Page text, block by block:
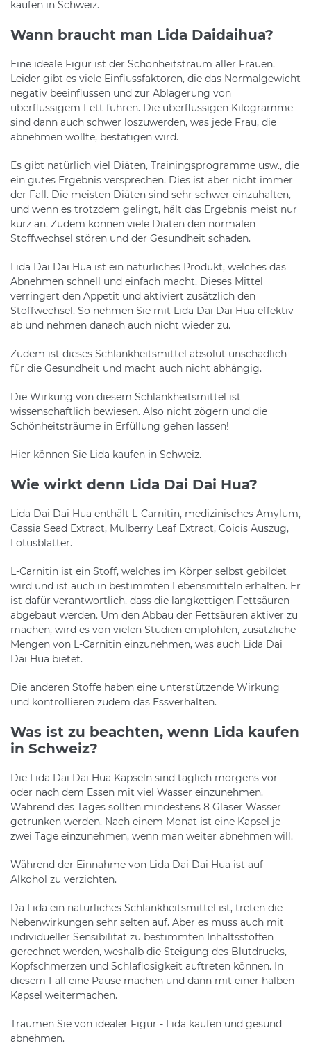
kaufen in Schweiz.
Wann braucht man Lida Daidaihua?
Eine ideale Figur ist der Schönheitstraum aller Frauen.
Leider gibt es viele Einflussfaktoren, die das Normalgewicht
negativ beeinflussen und zur Ablagerung von
überflüssigem Fett führen. Die überflüssigen Kilogramme
sind dann auch schwer loszuwerden, was jede Frau, die
abnehmen wollte, bestätigen wird.
Es gibt natürlich viel Diäten, Trainingsprogramme usw., die
ein gutes Ergebnis versprechen. Dies ist aber nicht immer
der Fall. Die meisten Diäten sind sehr schwer einzuhalten,
und wenn es trotzdem gelingt, hält das Ergebnis meist nur
kurz an. Zudem können viele Diäten den normalen
Stoffwechsel stören und der Gesundheit schaden.
Lida Dai Dai Hua ist ein natürliches Produkt, welches das
Abnehmen schnell und einfach macht. Dieses Mittel
verringert den Appetit und aktiviert zusätzlich den
Stoffwechsel. So nehmen Sie mit Lida Dai Dai Hua effektiv
ab und nehmen danach auch nicht wieder zu.
Zudem ist dieses Schlankheitsmittel absolut unschädlich
für die Gesundheit und macht auch nicht abhängig.
Die Wirkung von diesem Schlankheitsmittel ist
wissenschaftlich bewiesen. Also nicht zögern und die
Schönheitsträume in Erfüllung gehen lassen!
Hier können Sie Lida kaufen in Schweiz.
Wie wirkt denn Lida Dai Dai Hua?
Lida Dai Dai Hua enthält L-Carnitin, medizinisches Amylum,
Cassia Sead Extract, Mulberry Leaf Extract, Coicis Auszug,
Lotusblätter.
L-Carnitin ist ein Stoff, welches im Körper selbst gebildet
wird und ist auch in bestimmten Lebensmitteln erhalten. Er
ist dafür verantwortlich, dass die langkettigen Fettsäuren
abgebaut werden. Um den Abbau der Fettsäuren aktiver zu
machen, wird es von vielen Studien empfohlen, zusätzliche
Mengen von L-Carnitin einzunehmen, was auch Lida Dai
Dai Hua bietet.
Die anderen Stoffe haben eine unterstützende Wirkung
und kontrollieren zudem das Essverhalten.
Was ist zu beachten, wenn Lida kaufen
in Schweiz?
Die Lida Dai Dai Hua Kapseln sind täglich morgens vor
oder nach dem Essen mit viel Wasser einzunehmen.
Während des Tages sollten mindestens 8 Gläser Wasser
getrunken werden. Nach einem Monat ist eine Kapsel je
zwei Tage einzunehmen, wenn man weiter abnehmen will.
Während der Einnahme von Lida Dai Dai Hua ist auf
Alkohol zu verzichten.
Da Lida ein natürliches Schlankheitsmittel ist, treten die
Nebenwirkungen sehr selten auf. Aber es muss auch mit
individueller Sensibilität zu bestimmten Inhaltsstoffen
gerechnet werden, weshalb die Steigung des Blutdrucks,
Kopfschmerzen und Schlaflosigkeit auftreten können. In
diesem Fall eine Pause machen und dann mit einer halben
Kapsel weitermachen.
Träumen Sie von idealer Figur - Lida kaufen und gesund
abnehmen.